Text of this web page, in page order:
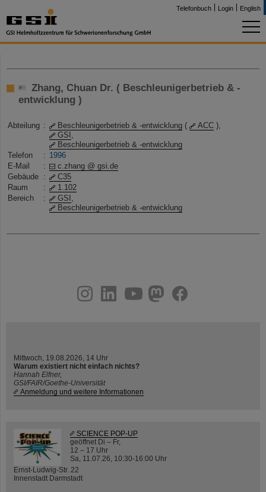
Telefonbuch Login English
Zhang, Chuan Dr. ( Beschleunigerbetrieb & -
entwicklung )
Abteilung : Beschleunigerbetrieb & -entwicklung ( ACC ),
GSI ,
Beschleunigerbetrieb & -entwicklung
Telefon
: 1996
E-Mail
:
c.zhang @ gsi.de
Gebäude
:
C35
Raum
:
1.102
Bereich
: GSI ,
Beschleunigerbetrieb & -entwicklung
youtube
helmholtz.social
facebook
Mittwoch, 19.08.2026, 14 Uhr
Warum existiert nicht einfach nichts?
Hannah Elfner,
GSI/FAIR/Goethe-Universität
Anmeldung und weitere Informationen
SCIENCE POP-UP
geöffnet Di – Fr,
12 – 17 Uhr
Sa, 11.07.26, 10:30-16:00 Uhr
Ernst-Ludwig-Str. 22
Innenstadt Darmstadt